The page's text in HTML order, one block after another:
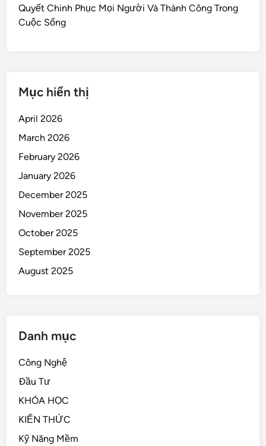
Quyết Chinh Phục Mọi Người Và Thành Công Trong
Cuộc Sống
Mục hiển thị
April 2026
March 2026
February 2026
January 2026
December 2025
November 2025
October 2025
September 2025
August 2025
Danh mục
Công Nghệ
Đầu Tư
KHÓA HỌC
KIẾN THỨC
Kỹ Năng Mềm